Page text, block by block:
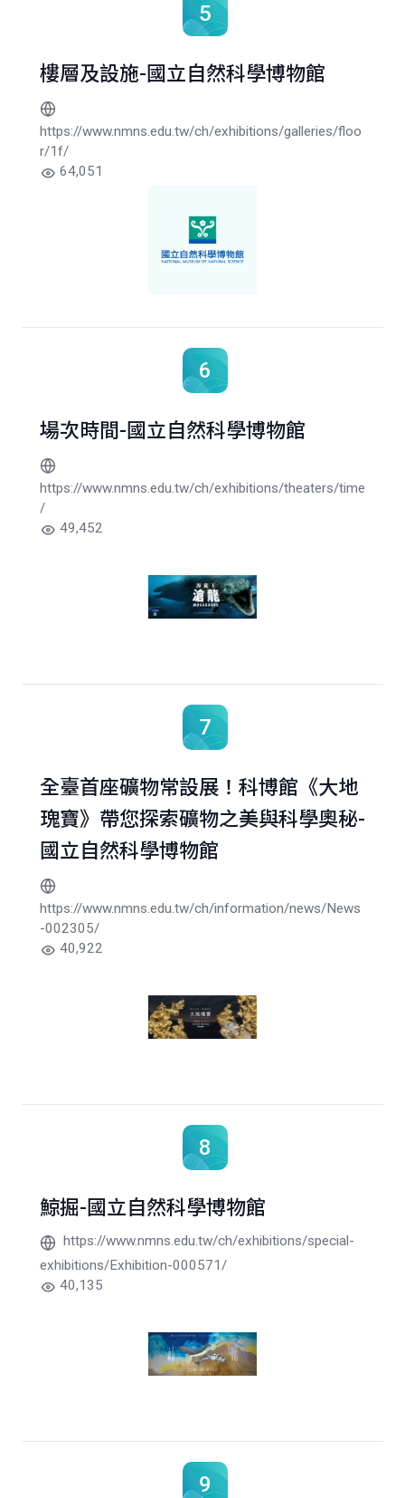
5
樓層及設施-國立自然科學博物館
https://www.nmns.edu.tw/ch/exhibitions/galleries/floo
r/1f/
64,051
6
場次時間-國立自然科學博物館
https://www.nmns.edu.tw/ch/exhibitions/theaters/time
/
49,452
7
全臺首座礦物常設展！科博館《大地
瑰寶》帶您探索礦物之美與科學奧秘-
國立自然科學博物館
https://www.nmns.edu.tw/ch/information/news/News
-002305/
40,922
8
鯨掘-國立自然科學博物館
https://www.nmns.edu.tw/ch/exhibitions/special-
exhibitions/Exhibition-000571/
40,135
9